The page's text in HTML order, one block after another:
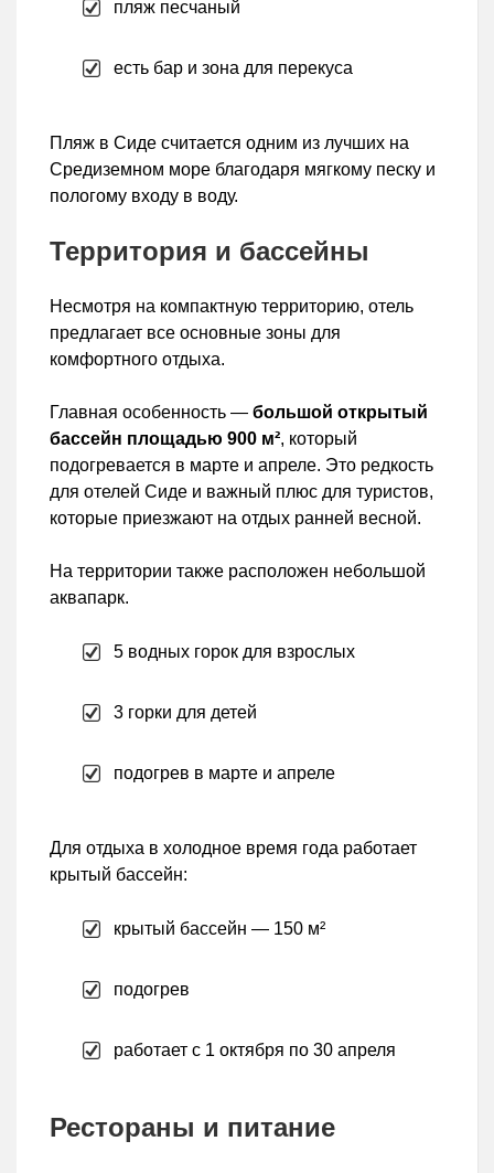
пляж песчаный
есть бар и зона для перекуса
Пляж в Сиде считается одним из лучших на
Средиземном море благодаря мягкому песку и
пологому входу в воду.
Территория и бассейны
Несмотря на компактную территорию, отель
предлагает все основные зоны для
комфортного отдыха.
Главная особенность — большой открытый
бассейн площадью 900 м², который
подогревается в марте и апреле. Это редкость
для отелей Сиде и важный плюс для туристов,
которые приезжают на отдых ранней весной.
На территории также расположен небольшой
аквапарк.
5 водных горок для взрослых
3 горки для детей
подогрев в марте и апреле
Для отдыха в холодное время года работает
крытый бассейн:
крытый бассейн — 150 м²
подогрев
работает с 1 октября по 30 апреля
Рестораны и питание